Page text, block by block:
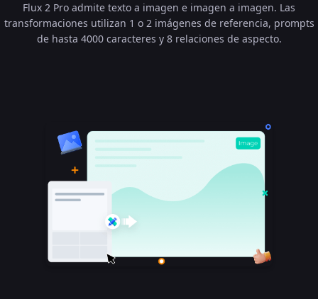
Flux 2 Pro admite texto a imagen e imagen a imagen. Las
transformaciones utilizan 1 o 2 imágenes de referencia, prompts
de hasta 4000 caracteres y 8 relaciones de aspecto.